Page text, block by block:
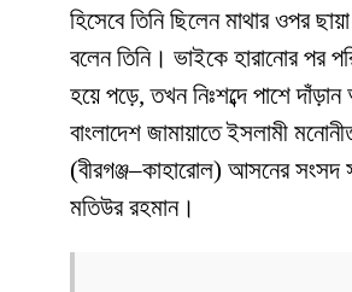
হিসেবে তিনি ছিলেন মাথার ওপর
বলেন তিনি। ভাইকে হারানোর পর
হয়ে পড়ে, তখন নিঃশব্দে পাশে
বাংলাদেশ জামায়াতে ইসলামী
(বীরগঞ্জ–কাহারোল) আসনের সংসদ
মতিউর রহমান।